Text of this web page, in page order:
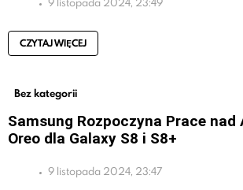
CZYTAJ WIĘCEJ
Bez kategorii
Samsung Rozpoczyna Prace nad
Oreo dla Galaxy S8 i S8+
9 listopada 2024, 23:47